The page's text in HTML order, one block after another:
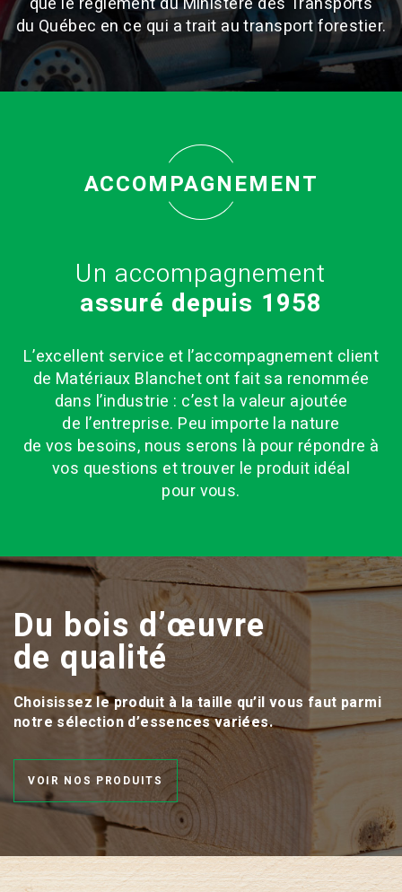
du Québec en ce qui a trait au transport forestier.
ACCOMPAGNEMENT
Un accompagnement
assuré depuis 1958
L’excellent service et l’accompagnement client
de Matériaux Blanchet ont fait sa renommée
dans l’industrie : c’est la valeur ajoutée
de l’entreprise. Peu importe la nature
de vos besoins, nous serons là pour répondre à
vos questions et trouver le produit idéal
pour vous.
Du bois d’œuvre
de qualité
Choisissez le produit à la taille qu’il vous faut parmi
notre sélection d’essences variées.
VOIR NOS PRODUITS